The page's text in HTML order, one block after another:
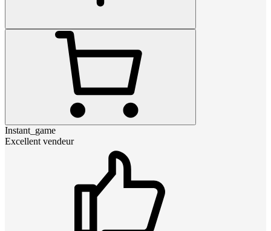
Instant_game
Excellent vendeur